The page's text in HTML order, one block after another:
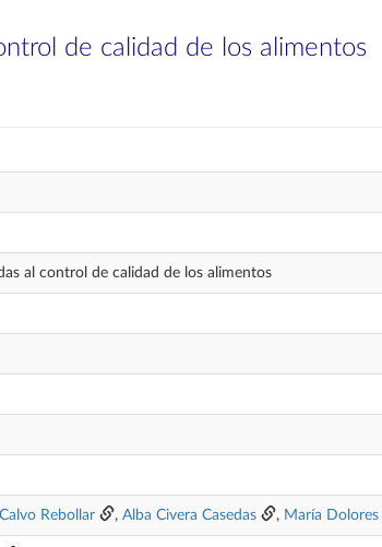
de calidad de los alimentos
al control de calidad de los alimentos
Rebollar , Alba Civera Casedas , María Dolores